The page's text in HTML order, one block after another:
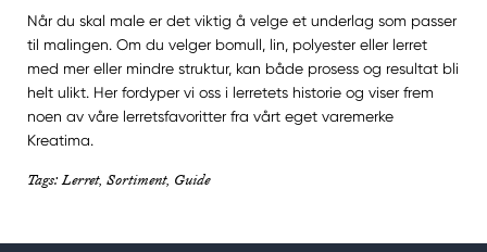
Når du skal male er det viktig å velge et underlag som passer
til malingen. Om du velger bomull, lin, polyester eller lerret
med mer eller mindre struktur, kan både prosess og resultat bli
helt ulikt. Her fordyper vi oss i lerretets historie og viser frem
noen av våre lerretsfavoritter fra vårt eget varemerke
Kreatima.
Tags: Lerret, Sortiment, Guide